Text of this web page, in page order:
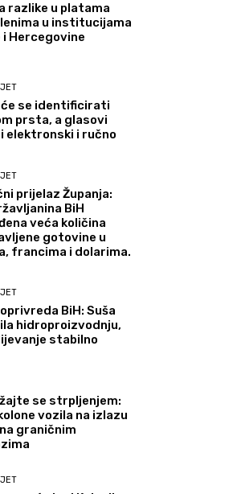
razlike u platama
u institucijama
i Hercegovine
će se identificirati
prsta, a glasovi
elektronski i ručno
prijelaz Županja:
BiH
veća količina
gotovine u
francima i dolarima.
BiH: Suša
hidroproizvodnju,
stabilno
se strpljenjem:
vozila na izlazu
graničnim